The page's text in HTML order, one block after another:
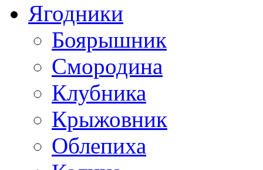
Ягодники
Боярышник
Смородина
Клубника
Крыжовник
Облепиха